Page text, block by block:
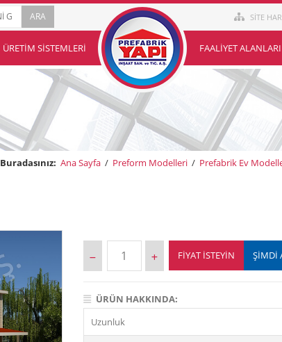
SİTE
ÜRETIM SISTEMLERI FAALIYET ALANLARI
Buradasınız: Ana Sayfa / Preform Modelleri / Prefabrik Ev
FIYAT İSTEYIN ŞİMDİ
ÜRÜN HAKKINDA:
Uzunluk